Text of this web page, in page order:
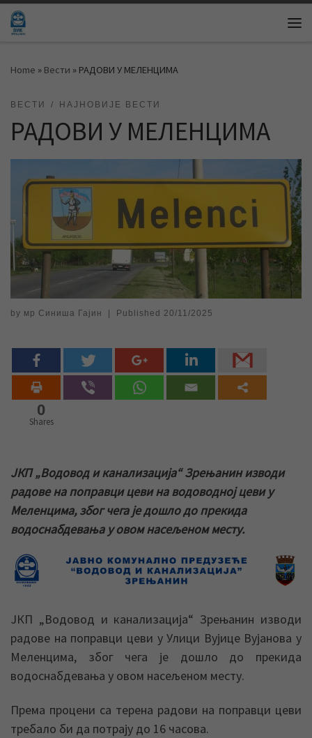
Skip to content
Home » Вести » РАДОВИ У МЕЛЕНЦИМА
ВЕСТИ НАЈНОВИЈЕ ВЕСТИ
РАДОВИ У МЕЛЕНЦИМА
by мр Синиша Гајин Published 20/11/2025
0
Shares
ЈКП „Водовод и канализација“ Зрењанин изводи
радове на поправци цеви на водоводној цеви у
Меленцима, због чега је дошло до прекида
водоснабдевања у овом насељеном месту.
ЈКП „Водовод и канализација“ Зрењанин изводи
радове на поправци цеви у Улици Вујице Вујанова у
Меленцима, због чега је дошло до прекида
водоснабдевања у овом насељеном месту.
Према процени са терена радови на поправци цеви
требало би да потрају до 16 часова.